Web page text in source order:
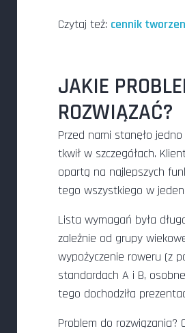
Czytaj też: cennik
JAKIE
ROZWIĄZAĆ?
Przed nami stanęło
tkwił w szczegółach.
opartą na najlepszych
tego wszystkiego w
Lista wymagań była
zależnie od grupy
wypożyczenie roweru (z
standardach A i B,
tego dochodziła
Problem do